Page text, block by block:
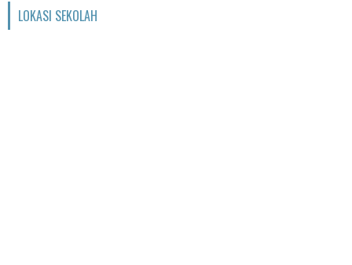
LOKASI SEKOLAH